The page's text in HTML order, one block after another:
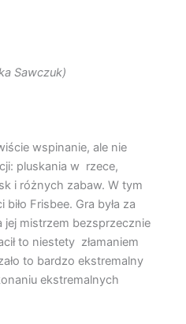
Sawczuk)
wspinanie, ale nie
pluskania w rzece,
i różnych zabaw. W tym
Frisbee. Gra była za
jej mistrzem bezsprzecznie
to niestety złamaniem
to bardzo ekstremalny
ekstremalnych